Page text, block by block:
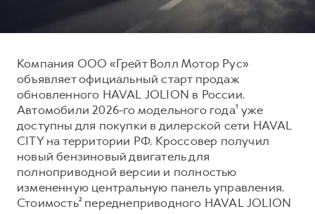
DARGO
от 3 199 000 ₽
DARGO X
от 3 499 000 ₽
F7
от 2 899 000 ₽
F7X
от 3 599 000 ₽
КРЕДИТ И СТРАХОВАНИЕ
Кредитный калькулятор
Страхование
Кредит
КОРПОРАТИВНЫМ КЛИЕНТАМ
Программа «Помощь на дороге»
Регламенты технического обслуживания
Электронный ПТС
ПОДДЕРЖКА
GWM Безопасность
Гарантия HAVAL
Контакты
Компания ООО «Грейт Волл Мотор Рус»
объявляет официальный старт продаж
обновленного HAVAL JOLION в России.
Автомобили 2026-го модельного года¹ уже
доступны для покупки в дилерской сети HAVAL
CITY на территории РФ. Кроссовер получил
новый бензиновый двигатель для
полноприводной версии и полностью
измененную центральную панель управления.
Стоимость² переднеприводного HAVAL JOLION